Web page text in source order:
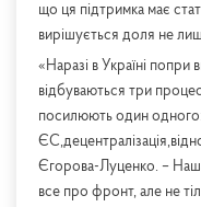
що ця підтримка має
вирішується доля не
«Наразі в Україні попри
відбуваються три
посилюють один
Єгорова-Луценко. –
все про фронт, але не